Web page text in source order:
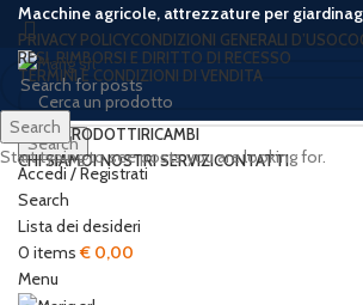
Macchine agricole, attrezzature per
PRIVACY POLICYCONDIZIONI GENERALI D’USO
RESI, RIMBORSI E DIRITTO DI RECESSO
TERMINI E CONDIZIONI DI VENDITA
Search
Accedi / Registrati
Search
Lista dei desideri
0 items € 0,00
Menu
HOME PRODOTTIRICAMBI
CHI SIAMOI NOSTRI SERVIZICONTATTI
Click to enlarge
Search
Start typing to see posts you are looking for.